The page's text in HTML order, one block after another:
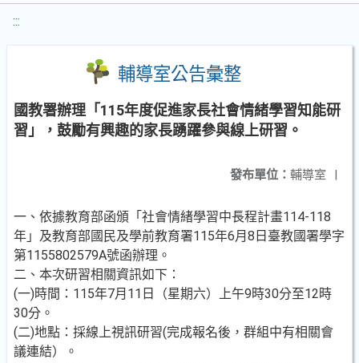
:::
輔導室公告彙整
國教署辦理「115年度促進家長社會情緒學習知能研
習」，鼓勵有興趣的家長踴躍參與線上研習。
發布單位： 輔導室 |
一、依據教育部函頒「社會情緒學習中長程計畫114-118
年」及教育部國民及學前教育署115年6月8日臺教國署學字
第1155802579A號函辦理。
二、本次研習相關資訊如下：
(一)時間：115年7月11日（星期六）上午9時30分至12時
30分。
(二)地點：採線上視訊研習(完成報名後，群組中有相關會
議連結）。